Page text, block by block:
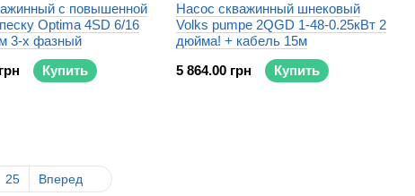
с повышенной
Optima 4SD 6/16
3-х фазный
Купить
Насос скважинный шнековый
Volks pumpe 2QGD 1-48-0.25кВт 2
дюйма! + кабель 15м
5 864.00 грн
Купить
25 Вперед